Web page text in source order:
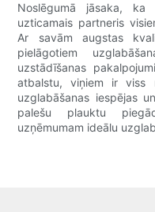
Noslēgumā jāsaka,
uzticamais partneris
Ar savām augstas
pielāgotiem
uzstādīšanas
atbalstu, viņiem ir viss
uzglabāšanas iespējas
palešu plauktu
uzņēmumam ideālu